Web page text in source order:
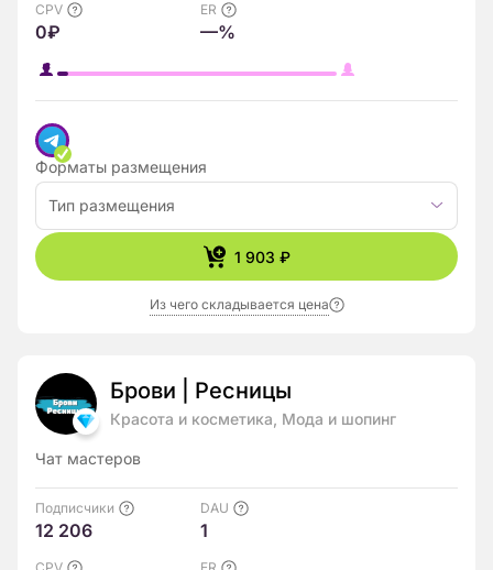
CPV
0₽
ER
—%
Форматы размещения
Тип размещения
1 903 ₽
Из чего складывается цена
Брови | Ресницы
Красота и косметика, Мода и шопинг
Чат мастеров
Подписчики
12 206
DAU
1